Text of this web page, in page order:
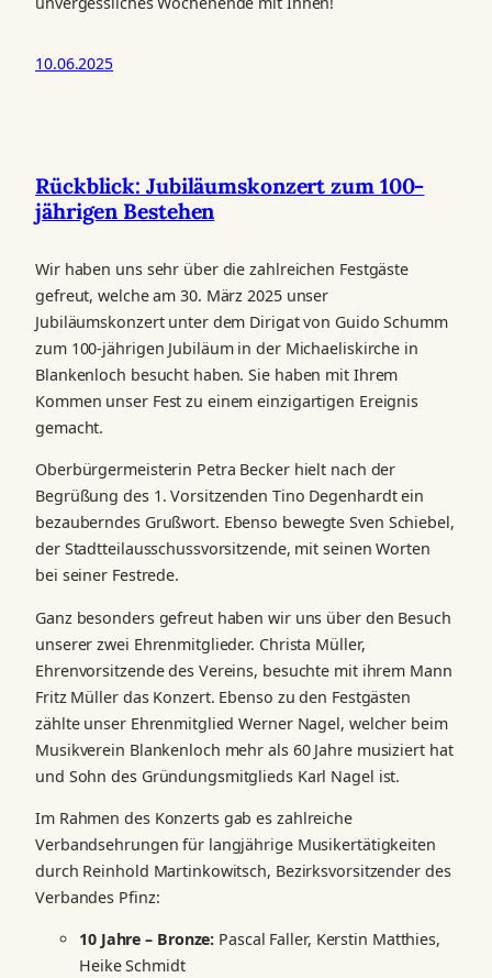
10.06.2025
Rückblick: Jubiläumskonzert zum 100-
jährigen Bestehen
Wir haben uns sehr über die zahlreichen Festgäste
gefreut, welche am 30. März 2025 unser
Jubiläumskonzert unter dem Dirigat von Guido Schumm
zum 100-jährigen Jubiläum in der Michaeliskirche in
Blankenloch besucht haben. Sie haben mit Ihrem
Kommen unser Fest zu einem einzigartigen Ereignis
gemacht.
Oberbürgermeisterin Petra Becker hielt nach der
Begrüßung des 1. Vorsitzenden Tino Degenhardt ein
bezauberndes Grußwort. Ebenso bewegte Sven Schiebel,
der Stadtteilausschussvorsitzende, mit seinen Worten
bei seiner Festrede.
Ganz besonders gefreut haben wir uns über den Besuch
unserer zwei Ehrenmitglieder. Christa Müller,
Ehrenvorsitzende des Vereins, besuchte mit ihrem Mann
Fritz Müller das Konzert. Ebenso zu den Festgästen
zählte unser Ehrenmitglied Werner Nagel, welcher beim
Musikverein Blankenloch mehr als 60 Jahre musiziert hat
und Sohn des Gründungsmitglieds Karl Nagel ist.
Im Rahmen des Konzerts gab es zahlreiche
Verbandsehrungen für langjährige Musikertätigkeiten
durch Reinhold Martinkowitsch, Bezirksvorsitzender des
Verbandes Pfinz:
10 Jahre – Bronze: Pascal Faller, Kerstin Matthies,
Heike Schmidt